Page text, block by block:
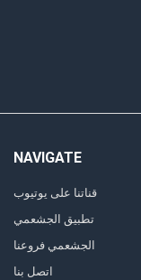
NAVIGATE
قناتنا على يوتيوب
تطبيق الجشعمي
الجشعمي فروعنا
اتصل بنا